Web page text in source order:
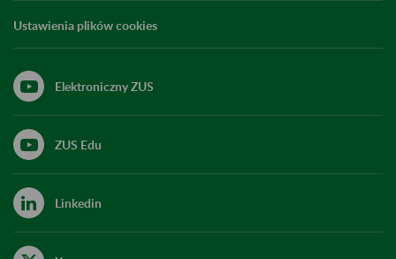
Ustawienia plików cookies
Elektroniczny ZUS
ZUS Edu
Linkedin